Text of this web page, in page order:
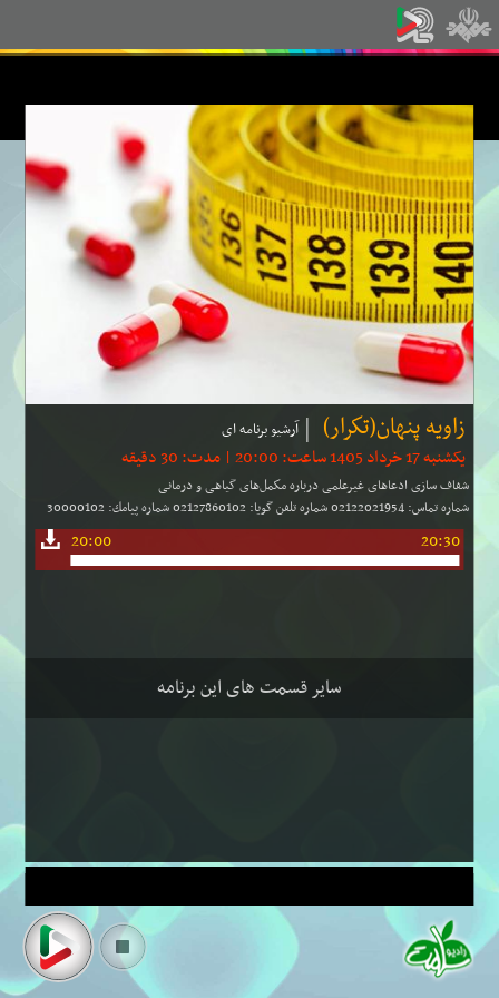
زاویه پنهان(تكرار) آرشیو برنامه ای
یکشنبه 17 خرداد 1405 ساعت: 20:00 | مدت: 30 دقیقه
شفاف سازی ادعاهای غیرعلمی درباره مكمل‌های گیاهی و درمانی
شماره تماس: 02122021954 شماره تلفن گویا: 02127860102 شماره پیامك: 30000102
20:00 20:30
سایر قسمت های این برنامه